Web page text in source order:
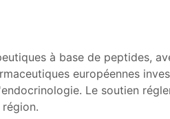
à base de peptides,
européennes
Le soutien